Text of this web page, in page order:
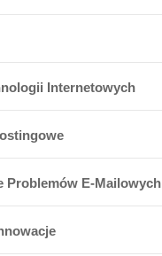
Internetowych
Problemów E-Mailowych